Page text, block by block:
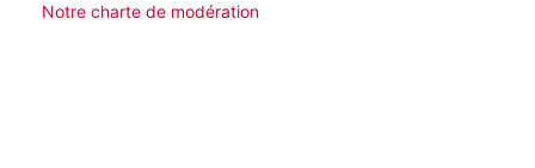
Notre charte de modération